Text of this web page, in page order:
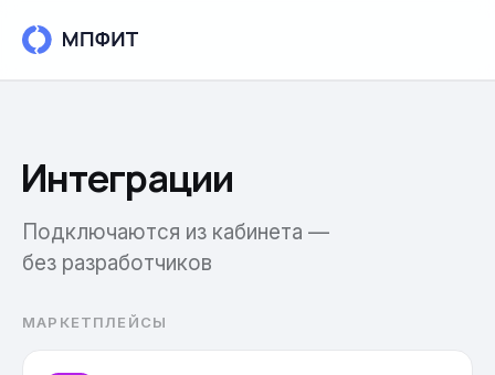
Интеграции
Тарифы
Блог
Интеграции
Подключаются из кабинета —
без разработчиков
МАРКЕТПЛЕЙСЫ